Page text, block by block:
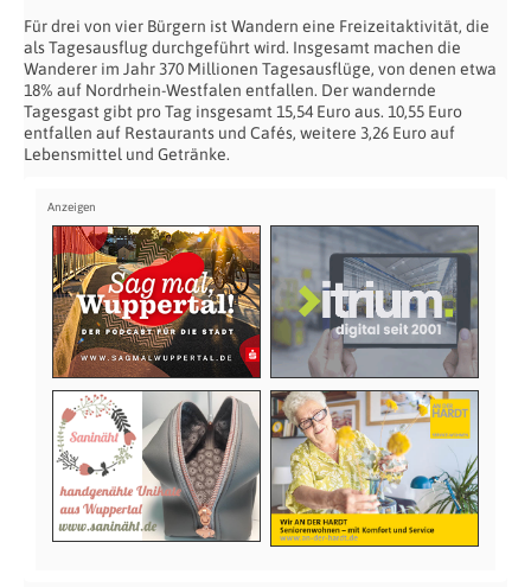
Für drei von vier Bürgern ist Wandern eine Freizeitaktivität, die
als Tagesausflug durchgeführt wird. Insgesamt machen die
Wanderer im Jahr 370 Millionen Tagesausflüge, von denen etwa
18% auf Nordrhein-Westfalen entfallen. Der wandernde
Tagesgast gibt pro Tag insgesamt 15,54 Euro aus. 10,55 Euro
entfallen auf Restaurants und Cafés, weitere 3,26 Euro auf
Lebensmittel und Getränke.